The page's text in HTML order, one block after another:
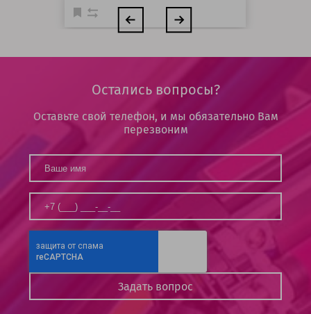
Остались вопросы?
Оставьте свой телефон, и мы обязательно Вам
перезвоним